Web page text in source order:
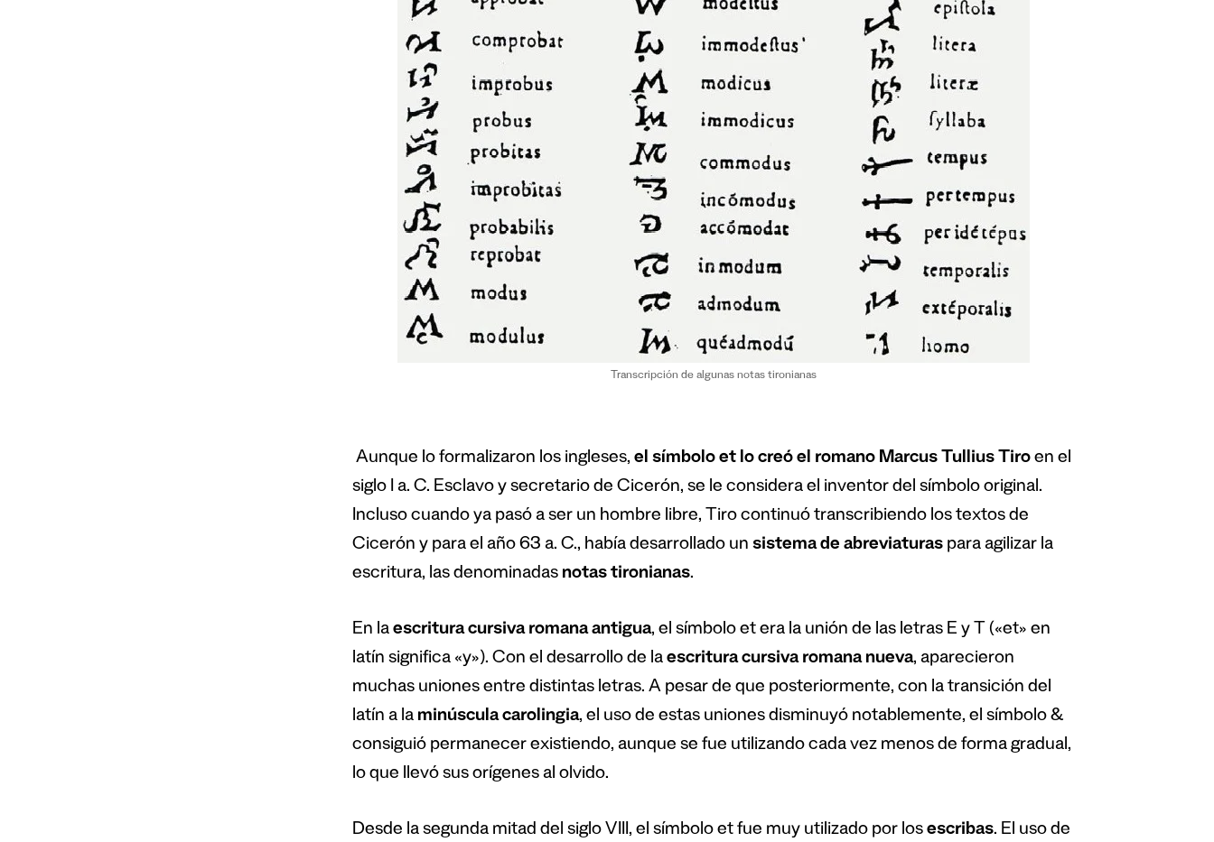
Transcripción de algunas notas tironianas
Aunque lo formalizaron los ingleses, el símbolo et lo creó el romano Marcus Tullius Tiroen el
siglo I a. C. Esclavo y secretario de Cicerón, se le considera el inventor del símbolo original.
Incluso cuando ya pasó a ser un hombre libre, Tiro continuó transcribiendo los textos de
Cicerón y para el año 63 a. C., había desarrollado un sistema de abreviaturaspara agilizar la
escritura, las denominadas notas tironianas.
En laescritura cursiva romana antigua, el símbolo et era la unión de las letras E y T («et» en
latín significa «y»). Con el desarrollo de laescritura cursiva romana nueva, aparecieron
muchas uniones entre distintas letras. A pesar de que posteriormente, con la transición del
latín a la minúscula carolingia, el uso de estas uniones disminuyó notablemente, el símbolo &
consiguió permanecer existiendo, aunque se fue utilizando cada vez menos de forma gradual,
lo que llevó sus orígenes al olvido.
Desde la segunda mitad del siglo VIII, el símbolo et fue muy utilizado por losescribas. El uso de